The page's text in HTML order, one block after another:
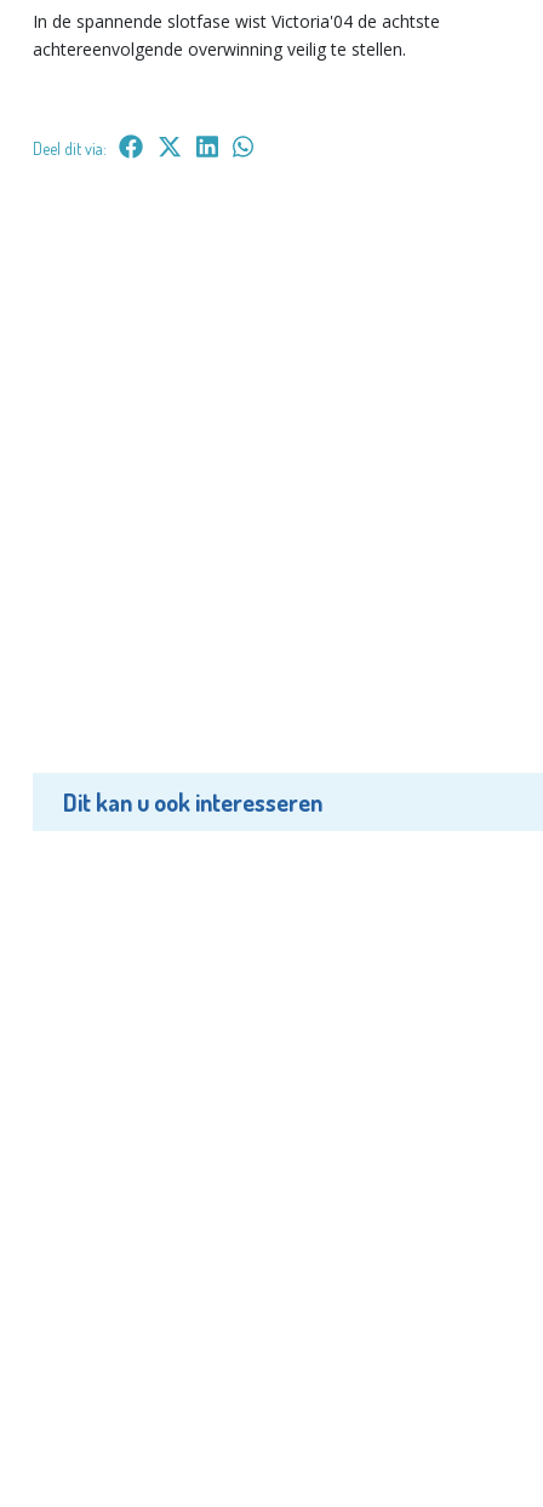
In de spannende slotfase wist Victoria'04 de achtste
achtereenvolgende overwinning veilig te stellen.
Deel dit via:
Dit kan u ook interesseren